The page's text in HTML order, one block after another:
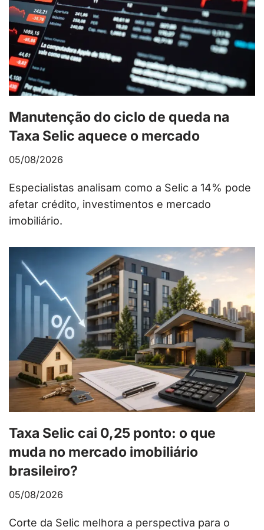
Manutenção do ciclo de queda na
Taxa Selic aquece o mercado
05/08/2026
Especialistas analisam como a Selic a 14% pode
afetar crédito, investimentos e mercado
imobiliário.
Taxa Selic cai 0,25 ponto: o que
muda no mercado imobiliário
brasileiro?
05/08/2026
Corte da Selic melhora a perspectiva para o